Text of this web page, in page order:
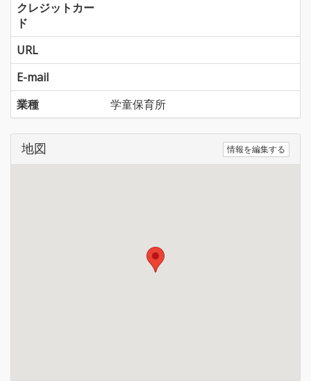
クレジットカー
ド
URL
E-mail
業種
学童保育所
地図 情報を編集する